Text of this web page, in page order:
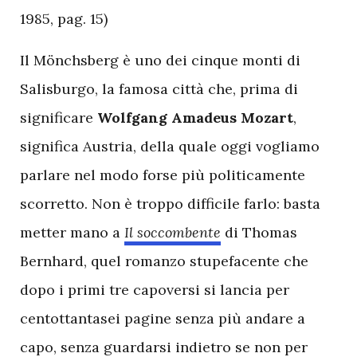
1985, pag. 15)
Il Mönchsberg è uno dei cinque monti di
Salisburgo, la famosa città che, prima di
significare Wolfgang Amadeus Mozart,
significa Austria, della quale oggi vogliamo
parlare nel modo forse più politicamente
scorretto. Non è troppo difficile farlo: basta
metter mano a Il soccombente di Thomas
Bernhard, quel romanzo stupefacente che
dopo i primi tre capoversi si lancia per
centottantasei pagine senza più andare a
capo, senza guardarsi indietro se non per